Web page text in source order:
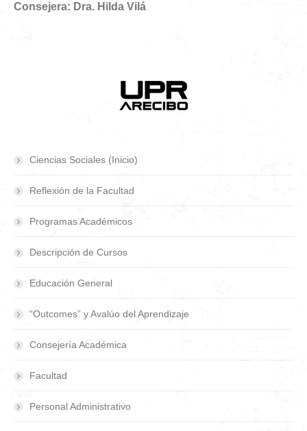
Consejera: Dra. Hilda Vilá
Ciencias Sociales (Inicio)
Reflexión de la Facultad
Programas Académicos
Descripción de Cursos
Educación General
“Outcomes” y Avalúo del Aprendizaje
Consejería Académica
Facultad
Personal Administrativo